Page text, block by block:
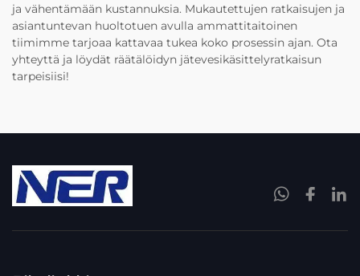
ja vähentämään kustannuksia. Mukautettujen ratkaisujen ja
asiantuntevan huoltotuen avulla ammattitaitoinen
tiimimme tarjoaa kattavaa tukea koko prosessin ajan. Ota
yhteyttä ja löydät räätälöidyn jätevesikäsittelyratkaisun
tarpeisiisi!